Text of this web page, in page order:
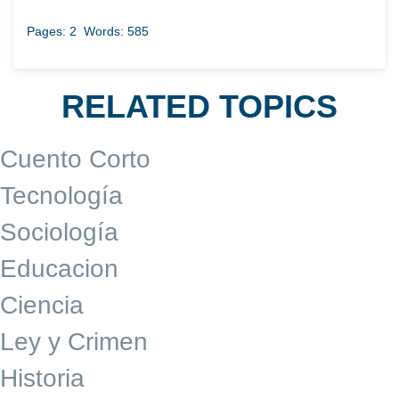
Pages: 2 Words: 585
RELATED TOPICS
Cuento Corto
Tecnología
Sociología
Educacion
Ciencia
Ley y Crimen
Historia